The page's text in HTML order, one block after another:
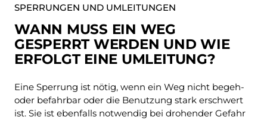
SPERRUNGEN UND UMLEITUNGEN
WANN MUSS EIN WEG
GESPERRT WERDEN UND WIE
ERFOLGT EINE UMLEITUNG?
Eine Sperrung ist nötig, wenn ein Weg nicht begeh-
oder befahrbar oder die Benutzung stark erschwert
ist. Sie ist ebenfalls notwendig bei drohender Gefahr